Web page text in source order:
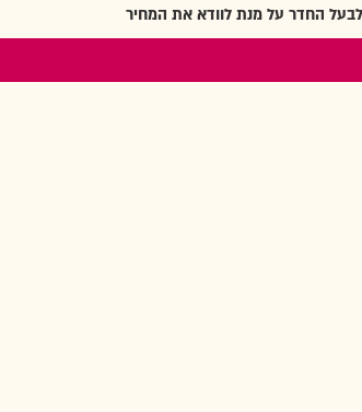
החדר על מנת לוודא את המחיר